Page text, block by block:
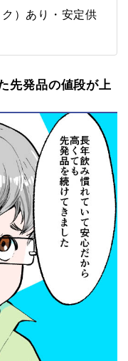
）あり・安定供
先発品の値段が上